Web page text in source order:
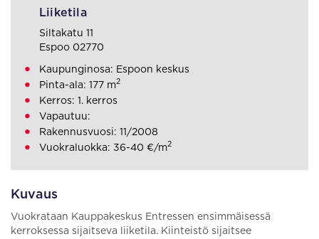
Kuvaus
Vuokrataan Kauppakeskus Entressen ensimmäisessä
kerroksessa sijaitseva liiketila. Kiinteistö sijaitsee
Liiketila
Siltakatu 11
Espoo 02770
Kaupunginosa: Espoon keskus
Pinta-ala: 177 m2
Kerros: 1. kerros
Vapautuu:
Rakennusvuosi: 11/2008
Vuokraluokka: 36-40 €/m2